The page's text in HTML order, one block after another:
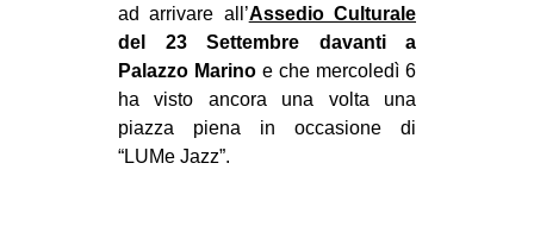
ad arrivare all’Assedio Culturale
del 23 Settembre davanti a
Palazzo Marino e che mercoledì 6
ha visto ancora una volta una
piazza piena in occasione di
“LUMe Jazz”.